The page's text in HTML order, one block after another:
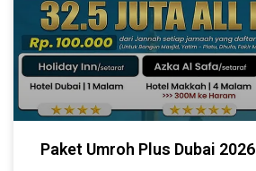
Paket Umroh Plus Dubai 2026